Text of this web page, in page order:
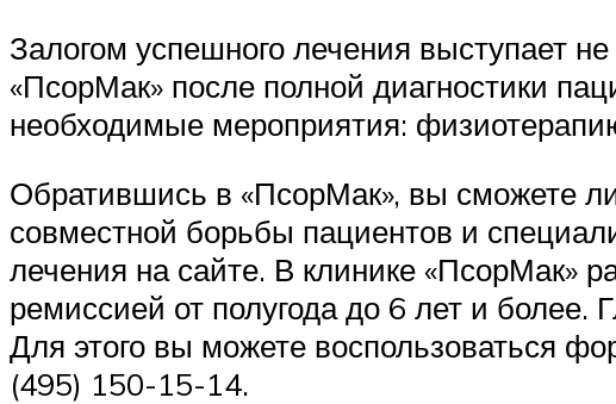
Залогом успешного лечения выступает
«ПсорМак» после полной диагностики
необходимые мероприятия:
Обратившись в «ПсорМак», вы сможете
совместной борьбы пациентов и
лечения на сайте. В клинике «ПсорМак»
ремиссией от полугода до 6 лет и
Для этого вы можете воспользоваться
(495) 150-15-14.